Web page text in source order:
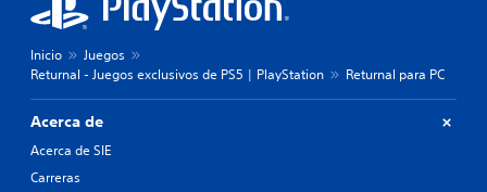
Inicio
Juegos
Returnal - Juegos exclusivos de PS5 | PlayStation
Returnal para PC
Acerca de
Acerca de SIE
Carreras